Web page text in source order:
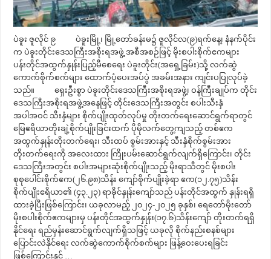
ပဲခူး ဇူလိုင် ၉ ပဲခူးမြို့၊ မြို့တော်ခန်းမ၌ ဇူလိုင်လ(၉)ရက်နေ့၊ နံနက်ပိုင်း
က ပဲခူးတိုင်းဒေသကြီးအစိုးရအဖွဲ့ အစီအစဉ်ဖြင့် မိုးစပါးစိုက်ဧကများ
ပန်းတိုင်အထွက်နှုန်းပြည့်မီစေရေး ပဲခူးတိုင်း(အရှေ့ခြမ်း)သို့ လက်ဆွဲ
ကောက်စိုက်စက်များ ထောက်ပံ့ပေးအပ်ပွဲ အခမ်းအနား ကျင်းပပြုလုပ်ခဲ့
သည်။ ရှေးဦးစွာ ပဲခူးတိုင်းဒေသကြီးအစိုးရအဖွဲ့၊ ဝန်ကြီးချုပ်က တိုင်း
ဒေသကြီးအစိုးရအဖွဲ့အနေဖြင့် တိုင်းဒေသကြီးအတွင်း စပါးသီးနှံ
အပါအဝင် သီးနှံများ စိုက်ပျိုးထုတ်လုပ်မှု တိုးတက်ရေးဆောင်ရွက်ရာတွင်
မြေဧရိယာတိုးချဲ့စိုက်ပျိုးခြင်းထက် ပိုမိုလက်တွေ့ကျသည့် တစ်ဧက
အထွက်နှုန်းတိုးတက်ရေး၊ သီးထပ် စွမ်းအားနှင့် သီးနှံစိုက်စွမ်းအား
တိုးတက်ရေးကို အလေးထား ကြိုးပမ်းဆောင်ရွက်လျက်ရှိကြောင်း၊ တိုင်း
ဒေသကြီးအတွင်း စပါးအများဆုံးစိုက်ပျိုးသည့် မိုးရာသီတွင် မိုးစပါး
စုစုပေါင်းစိုက်ဧက(၂၆.၉၈)သိန်း ကျော်စိုက်ပျိုးခဲ့ရာ ဧက(၁၂.၇၅)သိန်း
စိုက်ပျိုးဧရိယာ၏ (၄၃.၂၃) ရာခိုင်နှုန်းကျော်သည် ပန်းတိုင်အထွက် နှုန်းရရှိ
ထားခဲ့ပြီးဖြစ်ကြောင်း၊ ယခုလာမည့် ၂၀၂၄-၂၀၂၅ ခုနှစ်၊ ရေတော်မိုးတော်
မိုးစပါးစိုက်ဧကများမှ ပန်းတိုင်အထွက်နှုန်း(၁၇.၆)သိန်းကျော် တိုးတက်ရရှိ
နိုင်ရေး ရည်မှန်းဆောင်ရွက်လျက်ရှိသဖြင့် ယခုလို စိုက်နည်းစနစ်များ
ပြောင်းလဲနိုင်ရေး လက်ဆွဲကောက်စိုက်စက်များ ဖြန့်ဝေးပေးရခြင်း
ဖြစ်ကြောင်းနှင့် …